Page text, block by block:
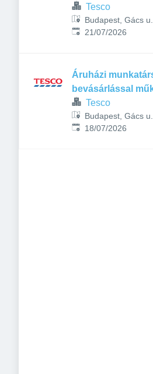
Tesco
Budapest, Gács
Published:
21/07/2026
Áruházi
bevásárlással
Tesco
Budapest, Gács
Published:
18/07/2026